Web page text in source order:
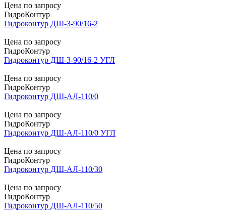
Цена по запросу
ГидроКонтур
Гидроконтур ДШ-3-90/16-2
Цена по запросу
ГидроКонтур
Гидроконтур ДШ-3-90/16-2 УГЛ
Цена по запросу
ГидроКонтур
Гидроконтур ДШ-АЛ-110/0
Цена по запросу
ГидроКонтур
Гидроконтур ДШ-АЛ-110/0 УГЛ
Цена по запросу
ГидроКонтур
Гидроконтур ДШ-АЛ-110/30
Цена по запросу
ГидроКонтур
Гидроконтур ДШ-АЛ-110/50